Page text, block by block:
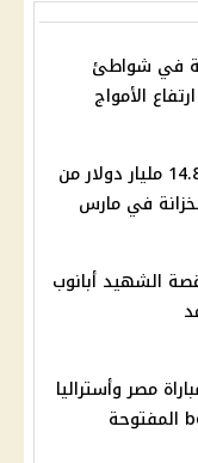
في شواطئ
الأمواج
المركزي يكشف خروج 14.86 مليار دولار من
في مارس
الشهيد أبانوب
مصر وأستراليا